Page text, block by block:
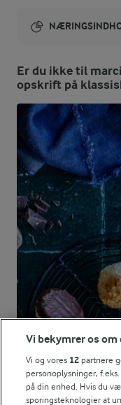
Energiindhold:
1980 kJ / 473
Energifordeling
ENERGI PR 100 G
Fiber:
3,8 g
Protein:
6,7 g
Fedt:
32,3 g
Kulhydrat:
39,5 g
Er du ikke til
opskrift på
Vi bekymrer os
Vi og vores 12 partnere
personoplysninger,
på din enhed. Hvis du
sporingsteknologier at